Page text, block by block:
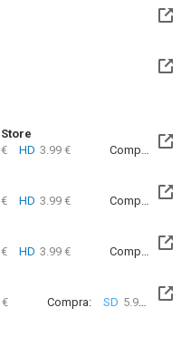
Oct 2026 (Quedan 2 meses)
Ago 2026 (Quedan 5 días)
HD 3.99 € Compra: SD
HD 3.99 € Compra: SD
HD 3.99 € Compra: SD
€ Compra: SD 5.99 € HD